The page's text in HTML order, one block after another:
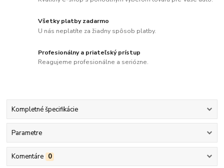
Všetky platby zadarmo
U nás neplatíte za žiadny spôsob platby.
Profesionálny a priateľský prístup
Reagujeme profesionálne a seriózne.
Kompletné špecifikácie
Parametre
Komentáre 0